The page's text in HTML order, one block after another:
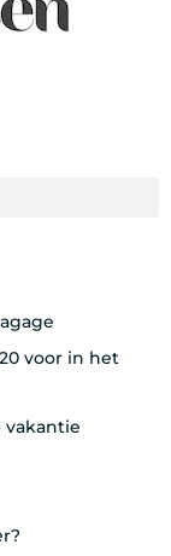
voor in het
vakantie